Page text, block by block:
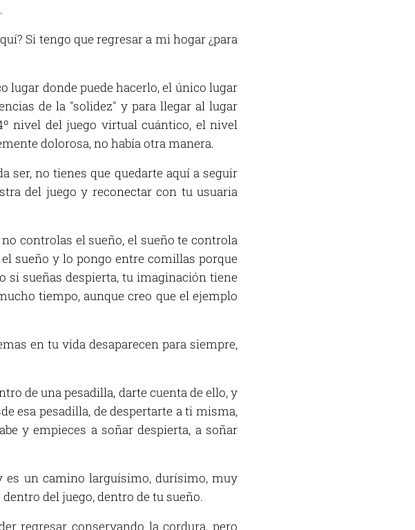
Si tengo que regresar a mi hogar ¿para
lugar donde puede hacerlo, el único lugar
de la "solidez" y para llegar al lugar
nivel del juego virtual cuántico, el nivel
dolorosa, no había otra manera.
ser, no tienes que quedarte aquí a seguir
del juego y reconectar con tu usuaria
controlas el sueño, el sueño te controla
sueño y lo pongo entre comillas porque
si sueñas despierta, tu imaginación tiene
tiempo, aunque creo que el ejemplo
en tu vida desaparecen para siempre,
de una pesadilla, darte cuenta de ello, y
esa pesadilla, de despertarte a ti misma,
y empieces a soñar despierta, a soñar
es un camino larguísimo, durísimo, muy
del juego, dentro de tu sueño.
regresar conservando la cordura, pero